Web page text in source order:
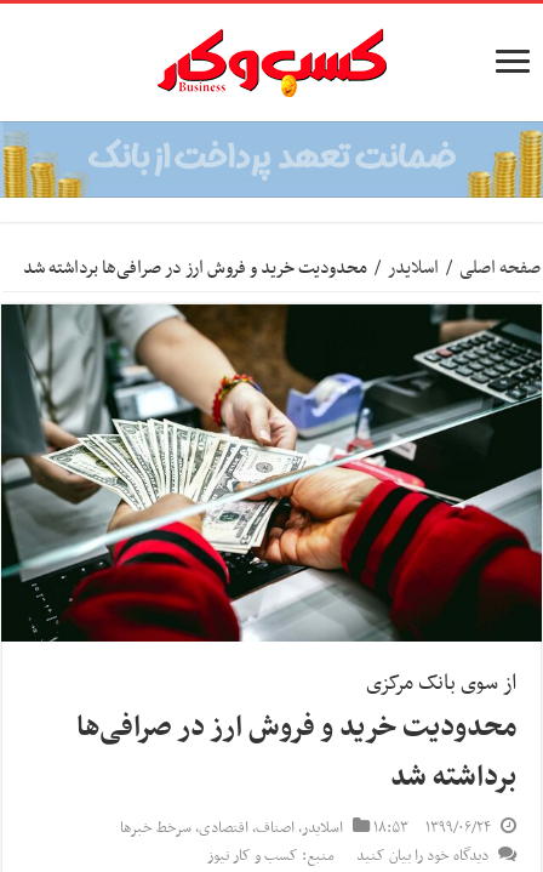
صفحه اصلی / اسلایدر / محدودیت خرید و فروش ارز در صرافی‌ها برداشته شد
از سوی بانک مرکزی
محدودیت خرید و فروش ارز در صرافی‌ها
برداشته شد
۱۳۹۹/۰۶/۲۴ ۱۸:۵۳ اسلایدر,اصناف,اقتصادی,سرخط خبرها
دیدگاه خود را بیان کنید
منبع: کسب و کار نیوز